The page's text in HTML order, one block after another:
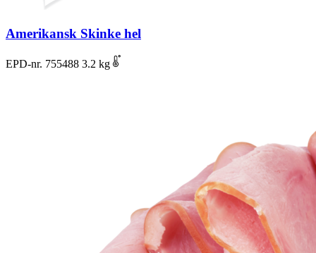
Amerikansk Skinke hel
EPD-nr. 755488 3.2 kg